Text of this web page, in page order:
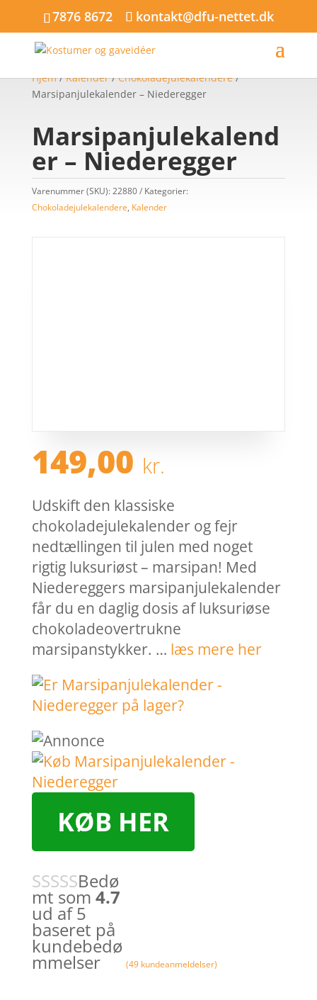
7876 8672 kontakt@dfu-nettet.dk
Hjem/Kalender/Chokoladejulekalendere/
Marsipanjulekalender – Niederegger
Marsipanjulekalend
er – Niederegger
Varenummer (SKU):22880
Kategorier:
Chokoladejulekalendere, Kalender
149,00 kr.
Udskift den klassiske
chokoladejulekalender og fejr
nedtællingen til julen med noget
rigtig luksuriøst – marsipan! Med
Niedereggers marsipanjulekalender
får du en daglig dosis af luksuriøse
chokoladeovertrukne
marsipanstykker. … læs mere her
KØB HER
Bedø
mt som 4.7
ud af 5
baseret på
kundebedø
mmelser (49 kundeanmeldelser)